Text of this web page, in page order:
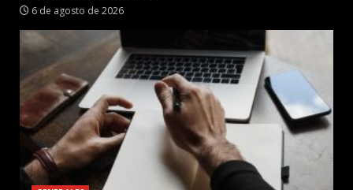
6 de agosto de 2026